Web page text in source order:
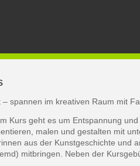
– spannen im kreativen Raum mit
Kurs geht es um Entspannung
malen und gestalten mit
aus der Kunstgeschichte und
mitbringen. Neben der